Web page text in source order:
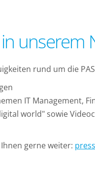
unserem
rund um die
IT Management,
world" sowie
gerne weiter: